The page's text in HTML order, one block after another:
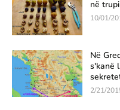
në
10/01/
Në
s'kanë
2/21/